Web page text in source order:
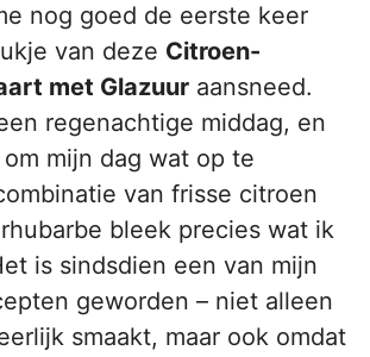
nog goed de eerste keer
van deze Citroen-
met Glazuur aansneed.
regenachtige middag, en
mijn dag wat op te
van frisse citroen
bleek precies wat ik
is sindsdien een van mijn
geworden – niet alleen
smaakt, maar ook omdat